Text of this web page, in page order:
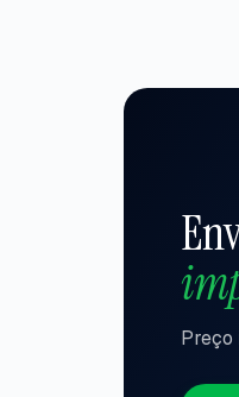
Preço